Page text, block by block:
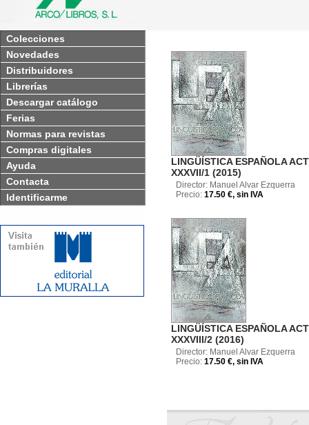
Colecciones
Novedades
Distribuidores
Librerías
Descargar catálogo
Ferias
Normas para revistas
Compras digitales
Ayuda
Contacta
Identificarme
LINGÜÍSTICA ESPAÑOLA
XXXVII/1 (2015)
Director: Manuel Alvar Ezquerra
Precio: 17.50 €, sin IVA
LINGÜÍSTICA ESPAÑOLA
XXXVIII/2 (2016)
Director: Manuel Alvar Ezquerra
Precio: 17.50 €, sin IVA